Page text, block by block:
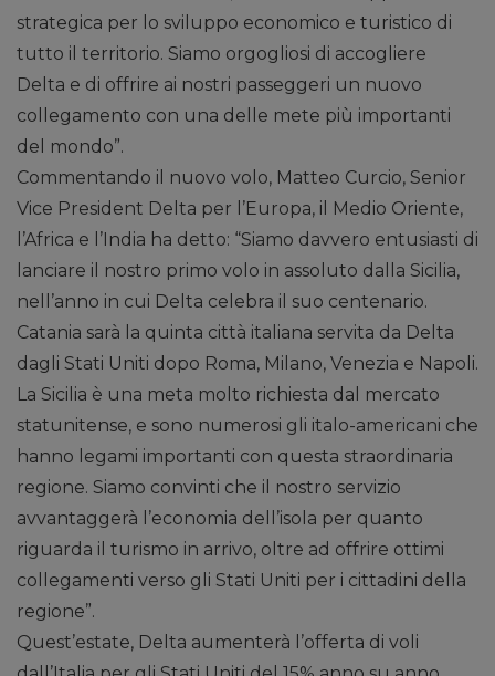
strategica per lo sviluppo economico e turistico di
tutto il territorio. Siamo orgogliosi di accogliere
Delta e di offrire ai nostri passeggeri un nuovo
collegamento con una delle mete più importanti
del mondo”.
Commentando il nuovo volo, Matteo Curcio, Senior
Vice President Delta per l’Europa, il Medio Oriente,
l’Africa e l’India ha detto: “Siamo davvero entusiasti di
lanciare il nostro primo volo in assoluto dalla Sicilia,
nell’anno in cui Delta celebra il suo centenario.
Catania sarà la quinta città italiana servita da Delta
dagli Stati Uniti dopo Roma, Milano, Venezia e Napoli.
La Sicilia è una meta molto richiesta dal mercato
statunitense, e sono numerosi gli italo-americani che
hanno legami importanti con questa straordinaria
regione. Siamo convinti che il nostro servizio
avvantaggerà l’economia dell’isola per quanto
riguarda il turismo in arrivo, oltre ad offrire ottimi
collegamenti verso gli Stati Uniti per i cittadini della
regione”.
Quest’estate, Delta aumenterà l’offerta di voli